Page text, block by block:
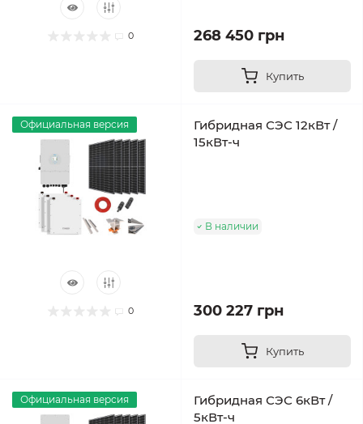
0 268 450 грн
Купить
Официальная версия
0
Гибридная СЭС 12кВт /
15кВт-ч
В наличии
300 227 грн
Купить
Официальная версия
Гибридная СЭС 6кВт /
5кВт-ч